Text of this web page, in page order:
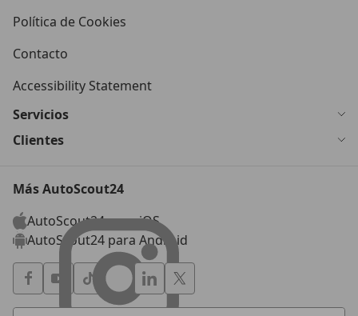
Política de Cookies
Contacto
Accessibility Statement
Servicios
Clientes
Más AutoScout24
AutoScout24 para iOS
AutoScout24 para Android